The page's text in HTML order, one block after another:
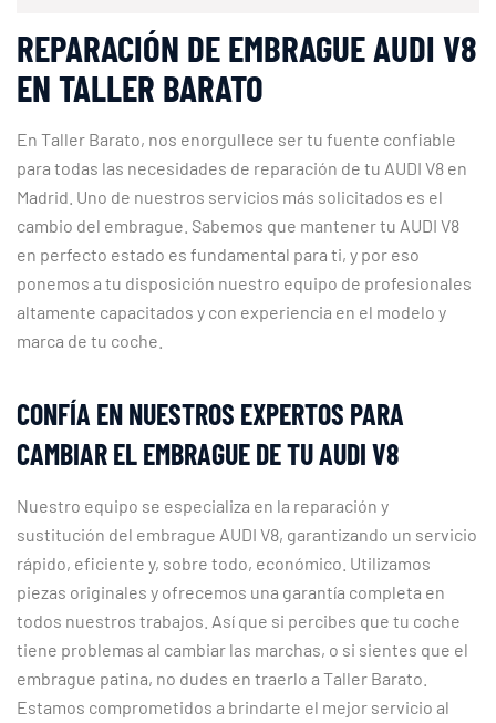
REPARACIÓN DE EMBRAGUE AUDI V8
EN TALLER BARATO
En Taller Barato, nos enorgullece ser tu fuente confiable
para todas las necesidades de reparación de tu AUDI V8 en
Madrid. Uno de nuestros servicios más solicitados es el
cambio del embrague. Sabemos que mantener tu AUDI V8
en perfecto estado es fundamental para ti, y por eso
ponemos a tu disposición nuestro equipo de profesionales
altamente capacitados y con experiencia en el modelo y
marca de tu coche.
CONFÍA EN NUESTROS EXPERTOS PARA
CAMBIAR EL EMBRAGUE DE TU AUDI V8
Nuestro equipo se especializa en la reparación y
sustitución del embrague AUDI V8, garantizando un servicio
rápido, eficiente y, sobre todo, económico. Utilizamos
piezas originales y ofrecemos una garantía completa en
todos nuestros trabajos. Así que si percibes que tu coche
tiene problemas al cambiar las marchas, o si sientes que el
embrague patina, no dudes en traerlo a Taller Barato.
Estamos comprometidos a brindarte el mejor servicio al